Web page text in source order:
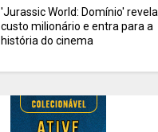
'Jurassic World: Domínio' revela
custo milionário e entra para a
história do cinema